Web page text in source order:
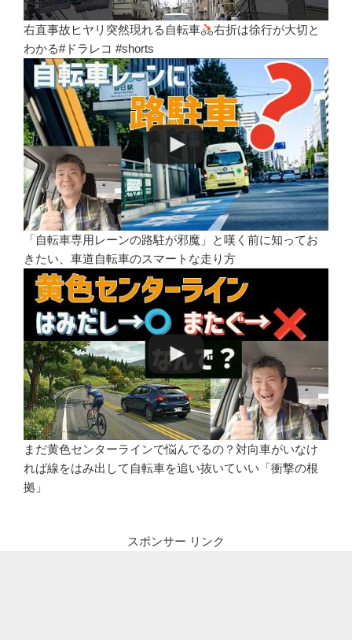
右直事故ヒヤリ突然現れる自転車
右折は徐行が大切と
わかる#ドラレコ #shorts
「自転車専用レーンの路駐が邪魔」と嘆く前に知ってお
きたい、車道自転車のスマートな走り方
まだ黄色センターラインで悩んでるの？対向車がいなけ
れば線をはみ出して自転車を追い抜いていい「衝撃の根
拠」
スポンサー リンク